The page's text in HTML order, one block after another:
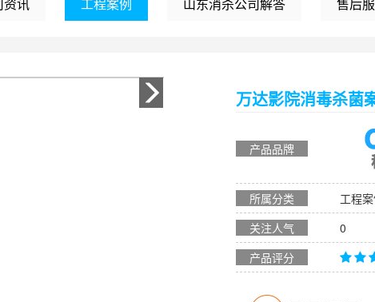
万达影院消毒杀菌
产品品牌
所属分类
工程
关注人气
0
产品评分